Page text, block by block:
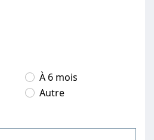
À 6 mois
Autre